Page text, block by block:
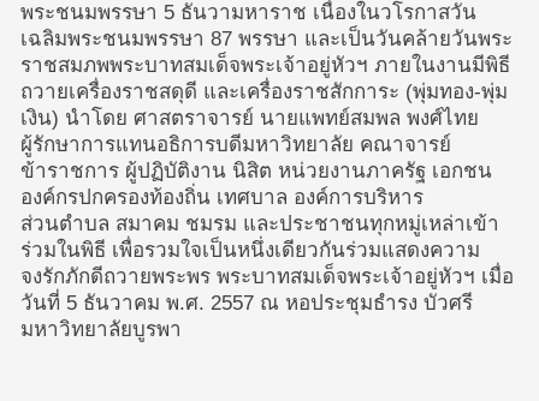
พระชนมพรรษา 5 ธันวามหาราช เนื่องในวโรกาสวัน
เฉลิมพระชนมพรรษา 87 พรรษา และเป็นวันคล้ายวันพระ
ราชสมภพพระบาทสมเด็จพระเจ้าอยู่หัวฯ ภายในงานมีพิธี
ถวายเครื่องราชสดุดี และเครื่องราชสักการะ (พุ่มทอง-พุ่ม
เงิน) นำโดย ศาสตราจารย์ นายแพทย์สมพล พงศ์ไทย
ผู้รักษาการแทนอธิการบดีมหาวิทยาลัย คณาจารย์
ข้าราชการ ผู้ปฏิบัติงาน นิสิต หน่วยงานภาครัฐ เอกชน
องค์กรปกครองท้องถิ่น เทศบาล องค์การบริหาร
ส่วนตำบล สมาคม ชมรม และประชาชนทุกหมู่เหล่าเข้า
ร่วมในพิธี เพื่อรวมใจเป็นหนึ่งเดียวกันร่วมแสดงความ
จงรักภักดีถวายพระพร พระบาทสมเด็จพระเจ้าอยู่หัวฯ เมื่อ
วันที่ 5 ธันวาคม พ.ศ. 2557 ณ หอประชุมธำรง บัวศรี
มหาวิทยาลัยบูรพา